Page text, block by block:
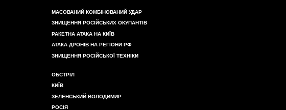
МАСОВАНИЙ КОМБІНОВАНИЙ УДАР
ЗНИЩЕННЯ РОСІЙСЬКИХ ОКУПАНТІВ
РАКЕТНА АТАКА НА КИЇВ
АТАКА ДРОНІВ НА РЕГІОНИ РФ
ЗНИЩЕННЯ РОСІЙСЬКОЇ ТЕХНІКИ
ОБСТРІЛ
КИЇВ
ЗЕЛЕНСЬКИЙ ВОЛОДИМИР
РОСІЯ